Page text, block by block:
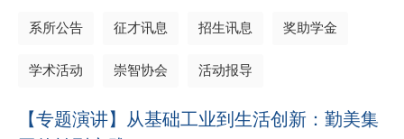
系所公告 征才讯息 招生讯息 奖助学金
学术活动 崇智协会 活动报导
【专题演讲】从基础工业到生活创新：勤美集